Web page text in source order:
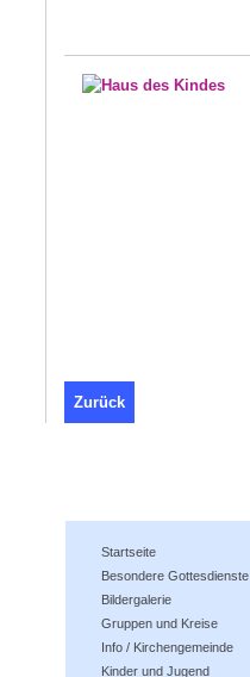
Zurück
Startseite
Besondere Gottesdienste
Bildergalerie
Gruppen und Kreise
Info / Kirchengemeinde
Kinder und Jugend